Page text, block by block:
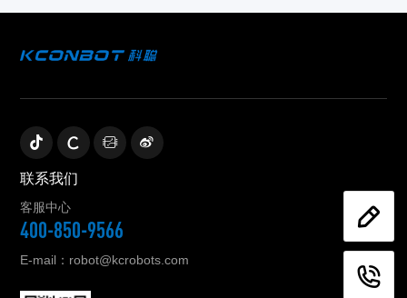
联系我们
客服中心
400-850-9566
E-mail：robot@kcrobots.com